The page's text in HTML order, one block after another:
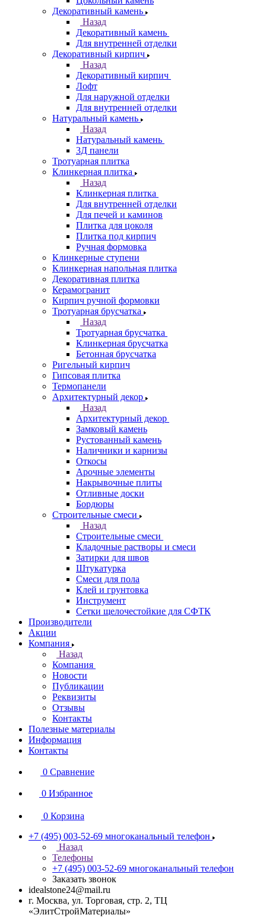
Декоративный камень
Назад
Декоративный камень
Для внутренней отделки
Декоративный кирпич
Назад
Декоративный кирпич
Лофт
Для наружной отделки
Для внутренней отделки
Натуральный камень
Назад
Натуральный камень
3Д панели
Тротуарная плитка
Клинкерная плитка
Назад
Клинкерная плитка
Для внутренней отделки
Для печей и каминов
Плитка для цоколя
Плитка под кирпич
Ручная формовка
Клинкерные ступени
Клинкерная напольная плитка
Декоративная плитка
Керамогранит
Кирпич ручной формовки
Тротуарная брусчатка
Назад
Тротуарная брусчатка
Клинкерная брусчатка
Бетонная брусчатка
Ригельный кирпич
Гипсовая плитка
Термопанели
Архитектурный декор
Назад
Архитектурный декор
Замковый камень
Рустованный камень
Наличники и карнизы
Откосы
Арочные элементы
Накрывочные плиты
Отливные доски
Бордюры
Строительные смеси
Назад
Строительные смеси
Кладочные растворы и смеси
Затирки для швов
Штукатурка
Смеси для пола
Клей и грунтовка
Инструмент
Сетки щелочестойкие для СФТК
Производители
Акции
Компания
Назад
Компания
Новости
Публикации
Реквизиты
Отзывы
Контакты
Полезные материалы
Информация
Контакты
0 Сравнение
0 Избранное
0 Корзина
+7 (495) 003-52-69 многоканальный телефон
Назад
Телефоны
+7 (495) 003-52-69 многоканальный телефон
Заказать звонок
idealstone24@mail.ru
г. Москва, ул. Торговая, стр. 2, ТЦ
«ЭлитСтройМатериалы»